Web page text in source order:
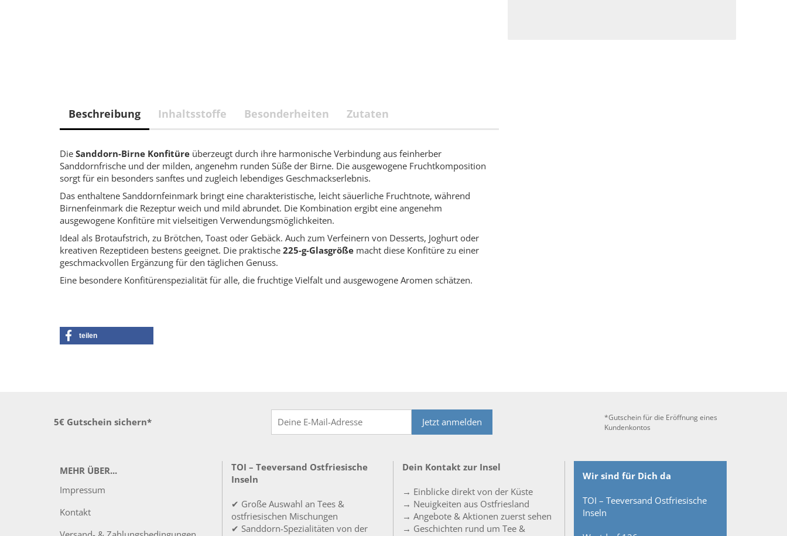
Beschreibung Inhaltsstoffe Besonderheiten Zutaten
Die Sanddorn-Birne Konfitüre überzeugt durch ihre harmonische Verbindung aus feinherber
Sanddornfrische und der milden, angenehm runden Süße der Birne. Die ausgewogene Fruchtkomposition
sorgt für ein besonders sanftes und zugleich lebendiges Geschmackserlebnis.
Das enthaltene Sanddornfeinmark bringt eine charakteristische, leicht säuerliche Fruchtnote, während
Birnenfeinmark die Rezeptur weich und mild abrundet. Die Kombination ergibt eine angenehm
ausgewogene Konfitüre mit vielseitigen Verwendungsmöglichkeiten.
Ideal als Brotaufstrich, zu Brötchen, Toast oder Gebäck. Auch zum Verfeinern von Desserts, Joghurt oder
kreativen Rezeptideen bestens geeignet. Die praktische 225-g-Glasgröße macht diese Konfitüre zu einer
geschmackvollen Ergänzung für den täglichen Genuss.
Eine besondere Konfitürenspezialität für alle, die fruchtige Vielfalt und ausgewogene Aromen schätzen.
teilen
5€ Gutschein sichern* Jetzt anmelden
*Gutschein für die Eröffnung eines
Kundenkontos
MEHR ÜBER...
Impressum
Kontakt
TOI – Teeversand Ostfriesische
Inseln
✔ Große Auswahl an Tees &
ostfriesischen Mischungen
✔ Sanddorn-Spezialitäten von der
Dein Kontakt zur Insel
→ Einblicke direkt von der Küste
→ Neuigkeiten aus Ostfriesland
→ Angebote & Aktionen zuerst sehen
→ Geschichten rund um Tee &
Wir sind für Dich da
TOI – Teeversand Ostfriesische
Inseln